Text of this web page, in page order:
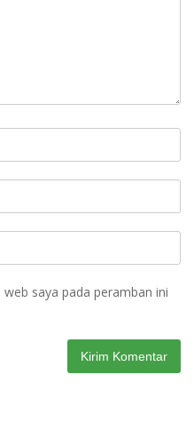
saya pada peramban ini